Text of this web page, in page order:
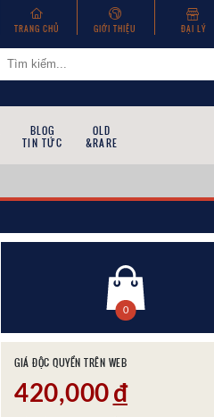
TRANG CHỦ GIỚI THIỆU ĐẠI LÝ
BLOG
TIN TỨC
OLD
&RARE
0
GIÁ ĐỘC QUYỀN TRÊN WEB
420,000 đ